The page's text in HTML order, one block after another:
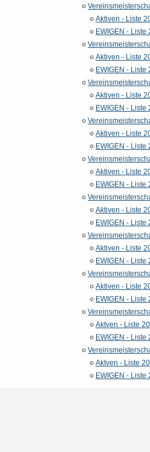
Aktiven - Liste
EWIGEN - Liste
Aktiven - Liste
EWIGEN - Liste
Aktiven - Liste
EWIGEN - Liste
Aktiven - Liste
EWIGEN - Liste
Aktiven - Liste
EWIGEN - Liste
Aktiven - Liste
EWIGEN - Liste
Aktiven - Liste
EWIGEN - Liste
Aktiven - Liste
EWIGEN - Liste
Aktven - Liste
EWIGEN - Liste
Aktven - Liste
EWIGEN - Liste